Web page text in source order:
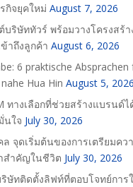
กิจยุคใหม่ August 7, 2026
ริษัททัวร์ พร้อมวางโครงสร้า
าถึงลูกค้า August 6, 2026
6 praktische Absprachen
Hua Hin August 5, 2026
ทางเลือกที่ช่วยสร้างแบรนด์ไ
นใจ July 30, 2026
ล จุดเริ่มต้นของการเตรียมคว
สำคัญในชีวิต July 30, 2026
ษัทติดตั้งลิฟท์ที่ตอบโจทย์การ